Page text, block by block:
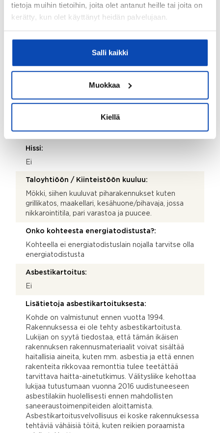
tietoja muihin tietoihin, joita olet antanut heille tai joita on
kerätty, kun olet käyttänyt heidän palvelujaan.
Salli kaikki
Muokkaa
Kiellä
1982
Rakennus- ja pintamateriaalit:
Harjakatto
Huopa
Lämmitysjärjestelmä:
Puu ja sähkö
Hissi:
Ei
Taloyhtiöön / Kiinteistöön kuuluu:
Mökki, siihen kuuluvat piharakennukset kuten
grillikatos, maakellari, kesähuone/pihavaja, jossa
nikkarointitila, pari varastoa ja puucee.
Onko kohteesta energiatodistusta?:
Kohteella ei energiatodistuslain nojalla tarvitse olla
energiatodistusta
Asbestikartoitus:
Ei
Lisätietoja asbestikartoituksesta:
Kohde on valmistunut ennen vuotta 1994.
Rakennuksessa ei ole tehty asbestikartoitusta.
Lukijan on syytä tiedostaa, että tämän ikäisen
rakennuksen rakennusmateriaalit voivat sisältää
haitallisia aineita, kuten mm. asbestia ja että ennen
rakenteita rikkovaa remonttia tulee teetättää
tarvittava haitta-ainetutkimus. Välitysliike kehottaa
lukijaa tutustumaan vuonna 2016 uudistuneeseen
asbestilakiin huolellisesti ennen mahdollisten
saneeraustoimenpiteiden aloittamista.
Asbestikartoitusvelvollisuus ei koske rakennuksessa
tehtäviä vähäisiä töitä, kuten reikien poraamista